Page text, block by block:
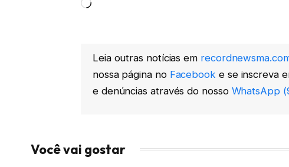
Carregando...
Leia outras notícias em
nossa página no Facebook e se inscreva
e denúncias através do nosso WhatsApp
Você vai gostar